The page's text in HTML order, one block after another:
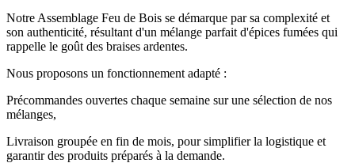
Notre Assemblage Feu de Bois se démarque par sa complexité et
son authenticité, résultant d'un mélange parfait d'épices fumées qui
rappelle le goût des braises ardentes.
Nous proposons un fonctionnement adapté :
Précommandes ouvertes chaque semaine sur une sélection de nos
mélanges,
Livraison groupée en fin de mois, pour simplifier la logistique et
garantir des produits préparés à la demande.